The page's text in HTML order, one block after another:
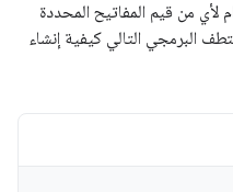
من قيم المفاتيح المحددة
البرمجي التالي كيفية إنشاء